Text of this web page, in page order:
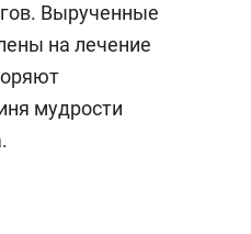
Вырученные
на лечение
мудрости
Рекомендуем
«Если меня не услышат
с минбара – буду